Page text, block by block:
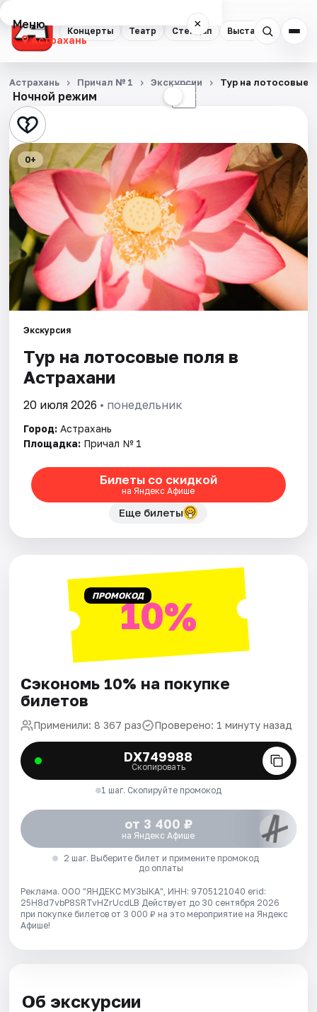
Концерты Театр Стендап Выставки
Меню ×
Астрахань
Концерты
Театр
Стендап
Выставки
Квесты
Экскурсии
Спорт
События
Города
Площадки
Рейтинги
Ночной режим ☾
Астрахань Причал № 1 Экскурсии Тур на лотосовые
0+
Экскурсия
Тур на лотосовые поля в
Астрахани
20 июля 2026 • понедельник
Город: Астрахань
Площадка: Причал № 1
Билеты со скидкой
на Яндекс Афише
Еще билеты
ПРОМОКОД10%
Сэкономь 10% на покупке
билетов
Применили: 8 367 раз Проверено: 1 минуту назад
DX749988
Скопировать
1 шаг. Скопируйте промокод
от 3 400 ₽
на Яндекс Афише
2 шаг. Выберите билет и примените промокод
до оплаты
Реклама. ООО "ЯНДЕКС МУЗЫКА", ИНН: 9705121040 erid:
25H8d7vbP8SRTvHZrUcdLB Действует до 30 сентября 2026
при покупке билетов от 3 000 ₽ на это мероприятие на Яндекс
Афише!
Об экскурсии